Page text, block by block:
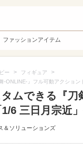
ファッションアイテム
ー > フィギュア >
-ONLINE-』フル可動アクション
ムできる『刀
6 三日月宗近」
＆ソリューションズ